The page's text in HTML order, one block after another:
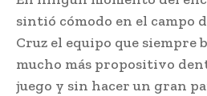
sintió cómodo en el campo
Cruz el equipo que siempre
mucho más propositivo
juego y sin hacer un gran